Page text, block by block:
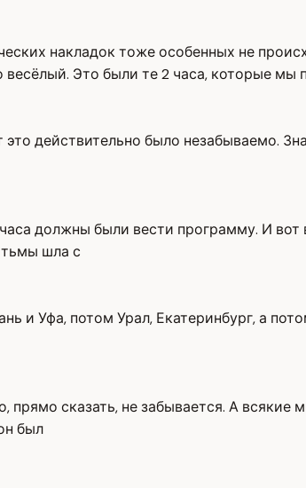
накладок тоже особенных не
Это были те 2 часа, которые мы
действительно было незабываемо.
должны были вести программу. И вот
тьмы шла с
и Уфа, потом Урал, Екатеринбург, а
прямо сказать, не забывается. А всякие
был